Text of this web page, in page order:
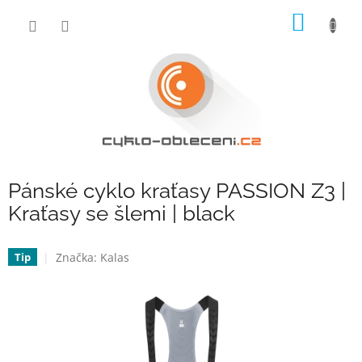
Pánské cyklo kraťasy PASSION Z3 |
Kraťasy se šlemi | black
Tip Značka: Kalas